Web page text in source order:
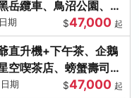
岳纜車、鳥沼公園、紅
期 $47,000 起
直升機+下午茶、企鵝
空喫茶店、螃蟹壽司、
期 $47,000 起